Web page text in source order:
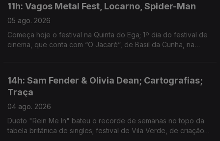
11h: Vagos Metal Fest, Locarno, Spider-Man
05 ago. 2026
Começa hoje o festival na Quinta do Ega; 1º dia do festival de
cinema, que conta com “O Jacaré”, de Basil da Cunha, na
14h: Sam Fender & Olivia Dean; Cartografias;
Traça
04 ago. 2026
Dueto "Rein Me In" bateu o recorde de semanas no topo da
tabela britânica de singles; festival de Vila Verde, de criação